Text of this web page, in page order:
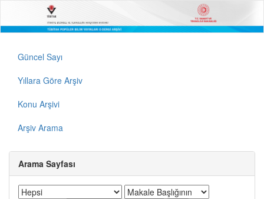
Güncel Sayı
Yıllara Göre Arşiv
Konu Arşivi
Arşiv Arama
Arama Sayfası